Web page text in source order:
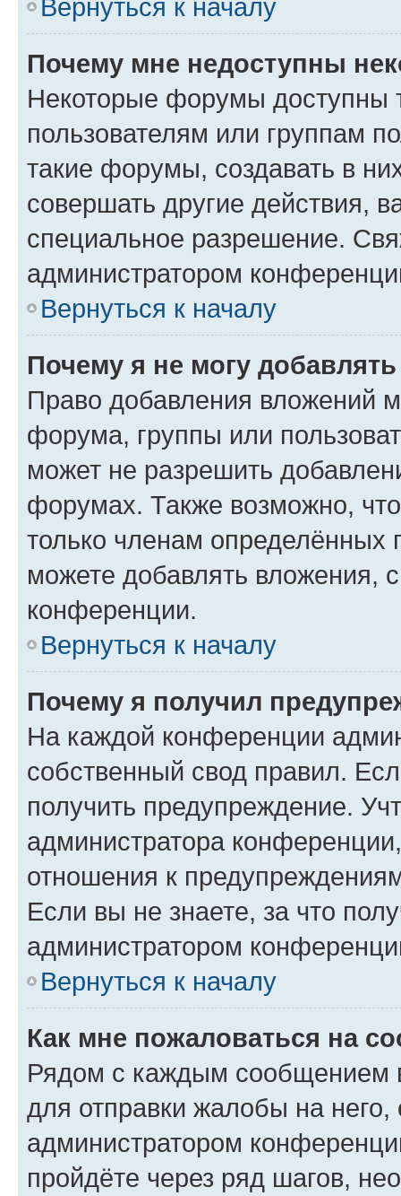
Вернуться к началу
Почему мне недоступны
Некоторые форумы доступны
пользователям или группам
такие форумы, создавать в
совершать другие действия,
специальное разрешение.
администратором
Вернуться к началу
Почему я не могу
Право добавления вложений
форума, группы или
может не разрешить
форумах. Также возможно,
только членам определённых
можете добавлять вложения,
конференции.
Вернуться к началу
Почему я получил
На каждой конференции
собственный свод правил.
получить предупреждение.
администратора
отношения к
Если вы не знаете, за что
администратором
Вернуться к началу
Как мне пожаловаться на
Рядом с каждым сообщением
для отправки жалобы на
администратором
пройдёте через ряд шагов,